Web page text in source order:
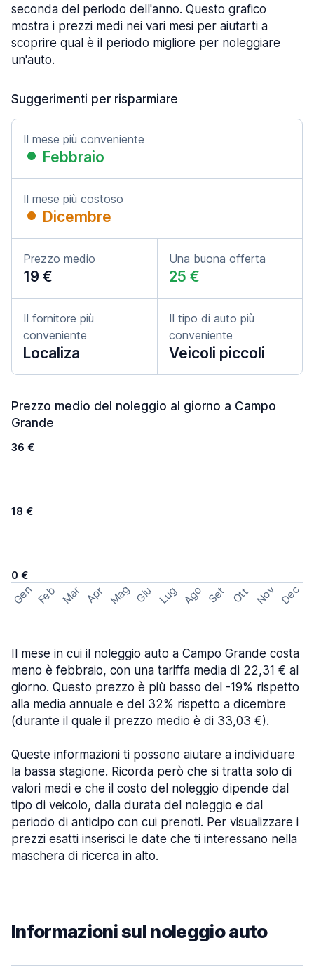
seconda del periodo dell'anno. Questo grafico
mostra i prezzi medi nei vari mesi per aiutarti a
scoprire qual è il periodo migliore per noleggiare
un'auto.
Suggerimenti per risparmiare
Il mese più conveniente
Febbraio
Il mese più costoso
Dicembre
Prezzo medio
19 €
Una buona offerta
25 €
Il fornitore più
conveniente
Localiza
Il tipo di auto più
conveniente
Veicoli piccoli
Prezzo medio del noleggio al giorno a Campo
Grande
36 €
18 €
0 €
Gen Feb Mar Apr Mag Giu Lug Ago Set Ott Nov Dec
Il mese in cui il noleggio auto a Campo Grande costa
meno è febbraio, con una tariffa media di 22,31 € al
giorno. Questo prezzo è più basso del -19% rispetto
alla media annuale e del 32% rispetto a dicembre
(durante il quale il prezzo medio è di 33,03 €).
Queste informazioni ti possono aiutare a individuare
la bassa stagione. Ricorda però che si tratta solo di
valori medi e che il costo del noleggio dipende dal
tipo di veicolo, dalla durata del noleggio e dal
periodo di anticipo con cui prenoti. Per visualizzare i
prezzi esatti inserisci le date che ti interessano nella
maschera di ricerca in alto.
Informazioni sul noleggio auto